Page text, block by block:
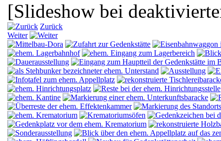
[Slideshow bei
Zurück
Weiter